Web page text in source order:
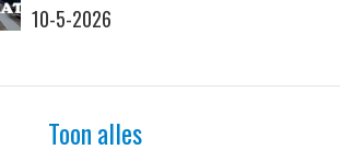
10-5-2026
Toon alles